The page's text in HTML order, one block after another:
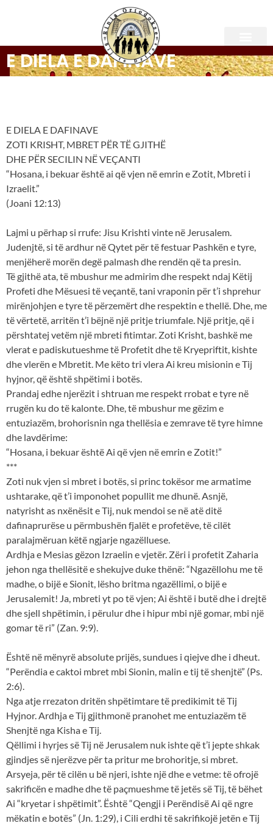
E DIELA E DAFINAVE
E DIELA E DAFINAVE
ZOTI KRISHT, MBRET PËR TË GJITHË
DHE PËR SECILIN NË VEÇANTI
“Hosana, i bekuar është ai që vjen në emrin e Zotit, Mbreti i
Izraelit.”
(Joani 12:13)
Lajmi u përhap si rrufe: Jisu Krishti vinte në Jerusalem.
Judenjtë, si të ardhur në Qytet për të festuar Pashkën e tyre,
menjëherë morën degë palmash dhe rendën që ta presin.
Të gjithë ata, të mbushur me admirim dhe respekt ndaj Këtij
Profeti dhe Mësuesi të veçantë, tani vraponin për t’i shprehur
mirënjohjen e tyre të përzemërt dhe respektin e thellë. Dhe, me
të vërtetë, arritën t’i bëjnë një pritje triumfale. Një pritje, që i
përshtatej vetëm një mbreti fitimtar. Zoti Krisht, bashkë me
vlerat e padiskutueshme të Profetit dhe të Kryepriftit, kishte
dhe vlerën e Mbretit. Me këto tri vlera Ai kreu misionin e Tij
hyjnor, që është shpëtimi i botës.
Prandaj edhe njerëzit i shtruan me respekt rrobat e tyre në
rrugën ku do të kalonte. Dhe, të mbushur me gëzim e
entuziazëm, brohorisnin nga thellësia e zemrave të tyre himne
dhe lavdërime:
“Hosana, i bekuar është Ai që vjen në emrin e Zotit!”
***
Zoti nuk vjen si mbret i botës, si princ tokësor me armatime
ushtarake, që t’i imponohet popullit me dhunë. Asnjë,
natyrisht as nxënësit e Tij, nuk mendoi se në atë ditë
dafinaprurëse u përmbushën fjalët e profetëve, të cilët
paralajmëruan këtë ngjarje ngazëlluese.
Ardhja e Mesias gëzon Izraelin e vjetër. Zëri i profetit Zaharia
jehon nga thellësitë e shekujve duke thënë: “Ngazëllohu me të
madhe, o bijë e Sionit, lësho britma ngazëllimi, o bijë e
Jerusalemit! Ja, mbreti yt po të vjen; Ai është i butë dhe i drejtë
dhe sjell shpëtimin, i përulur dhe i hipur mbi një gomar, mbi një
gomar të ri” (Zan. 9:9).
Është në mënyrë absolute prijës, sundues i qiejve dhe i dheut.
“Perëndia e caktoi mbret mbi Sionin, malin e tij të shenjtë” (Ps.
2:6).
Nga atje rrezaton dritën shpëtimtare të predikimit të Tij
Hyjnor. Ardhja e Tij gjithmonë pranohet me entuziazëm të
Shenjtë nga Kisha e Tij.
Qëllimi i hyrjes së Tij në Jerusalem nuk ishte që t’i jepte shkak
gjindjes së njerëzve për ta pritur me brohoritje, si mbret.
Arsyeja, për të cilën u bë njeri, ishte një dhe e vetme: të ofrojë
sakrificën e madhe dhe të paçmueshme të jetës së Tij, të bëhet
Ai “kryetar i shpëtimit”. Është “Qengji i Perëndisë Ai që ngre
mëkatin e botës” (Jn. 1:29), i Cili erdhi të sakrifikojë jetën e Tij